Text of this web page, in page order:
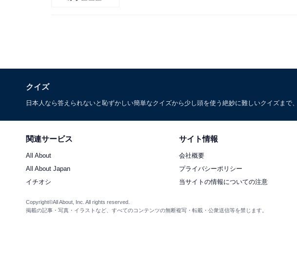
クイズ
日本人なら答えられないと恥ずかしい簡単なクイズから少し頭を使う絶妙に難しいクイズまで
関連サービス
All About
All About Japan
イチオシ
サイト情報
会社概要
プライバシーポリシー
当サイトの情報についての注意
Copyright©All About, Inc. All rights reserved.
掲載の記事・写真・イラストなど、すべてのコンテンツの無断複写・転載・公衆送信等を禁じます。